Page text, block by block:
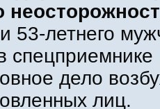
53-летнего
дело
лиц.